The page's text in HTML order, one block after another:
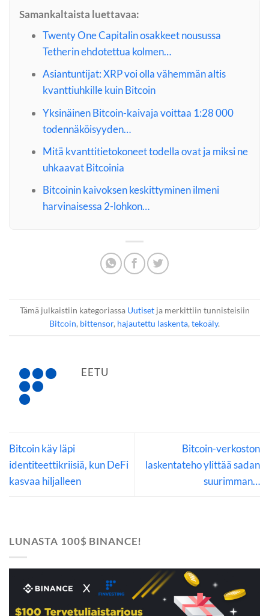
Samankaltaista luettavaa:
Twenty One Capitalin osakkeet nousussa
Tetherin ehdotettua kolmen…
Asiantuntijat: XRP voi olla vähemmän altis
kvanttiuhkille kuin Bitcoin
Yksinäinen Bitcoin-kaivaja voittaa 1:28 000
todennäköisyyden…
Mitä kvanttitietokoneet todella ovat ja miksi ne
uhkaavat Bitcoinia
Bitcoinin kaivoksen keskittyminen ilmeni
harvinaisessa 2-lohkon…
Tämä julkaistiin kategoriassa Uutisetja merkittiin tunnisteisiin
Bitcoin, bittensor, hajautettu laskenta, tekoäly.
EETU
Bitcoin käy läpi
identiteettikriisiä, kun DeFi
kasvaa hiljalleen
Bitcoin-verkoston
laskentateho ylittää sadan
suurimman…
LUNASTA 100$ BINANCE!